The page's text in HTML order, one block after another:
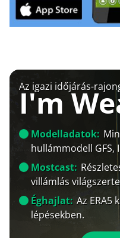
Az igazi időjárás-
I'm
Modelladatok:
hullámmodell GFS,
Mostcast:
villámlás
Éghajlat: Az ERA5
lépésekben.